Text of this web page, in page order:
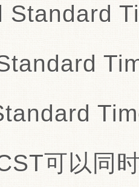
Standard
可以同